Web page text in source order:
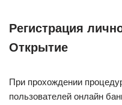
Регистрация
Открытие
При прохождении
пользователей онлайн